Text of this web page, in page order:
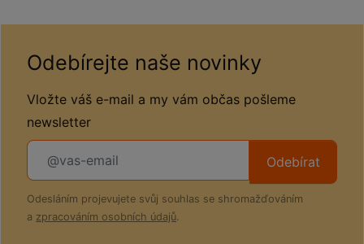
Odebírejte naše novinky
Vložte váš e-mail a my vám občas pošleme
newsletter
Odebírat
Odesláním projevujete svůj souhlas se shromažďováním
a zpracováním osobních údajů.